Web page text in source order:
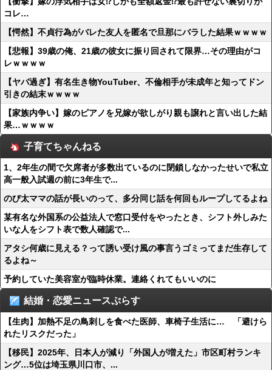
コレ…
【愕然】不貞行為がバレた友人を匿名で旦那にバラした結果ｗｗｗｗ
【悲報】39歳の俺、21歳の彼女に振り回されて限界…その理由がコ
レｗｗｗｗ
【ヤバ過ぎ】有名生き物YouTuber、不倫相手が未成年と知ってドン
引きの結末ｗｗｗｗ
【家族内争い】嫁のピアノを兄嫁が欲しがり親も譲れと言い出した結
果…ｗｗｗｗ
子育てちゃんねる
1、2年生の間で欠席者が多数出ているのに閉鎖しなかったせいで私立
高一般入試週の前に3年生で...
のび太ママの話が長いのって、多分同じ話を何回もループしてるよね
某有名な外国系の公益法人で窓口受付をやったとき、シフト外しみた
いな人をシフト表で数人確認で...
アタシ何歳に見える？って誘い受け風の事言うゴミってまだ生存して
るよね～
予約していた美容室が臨時休業。連絡くれてもいいのに
結婚・恋愛ニュースぷらす
【生肉】加熱不足の鳥刺しを食べた医師、車椅子生活に… 「避けら
れたリスクだった」
【移民】2025年、日本人が減り「外国人が増えた」市区町村ランキ
ング…5位は埼玉県川口市、...